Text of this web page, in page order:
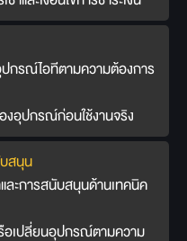
ปกรณ์ไอทีตามความต้องการ
งอุปกรณ์ก่อนใช้งานจริง
สนุน
ละการสนับสนุนด้านเทคนิค
อเปลี่ยนอุปกรณ์ตามความ